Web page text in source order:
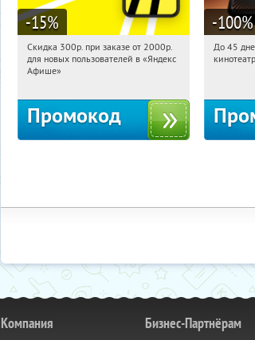
-15%
15:21:28 Получили:65
Россия
Скидка 300р. при заказе от 2000р.
для новых пользователей в «Яндекс
Афише»
Промокод
-100%
До 45
Компания Бизнес-Партнёрам